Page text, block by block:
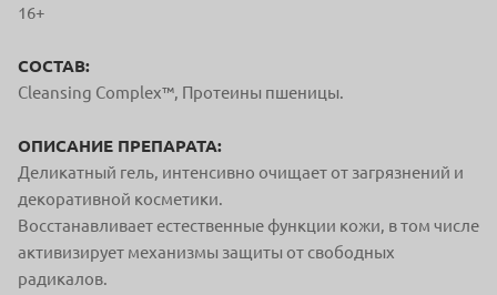
16+
СОСТАВ:
Cleansing Complex™, Протеины пшеницы.
ОПИСАНИЕ ПРЕПАРАТА:
Деликатный гель, интенсивно очищает от загрязнений и
декоративной косметики.
Восстанавливает естественные функции кожи, в том числе
активизирует механизмы защиты от свободных
радикалов.